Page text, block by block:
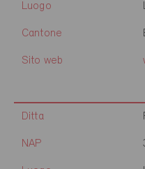
Luogo
Cantone
Sito web
Ditta
NAP